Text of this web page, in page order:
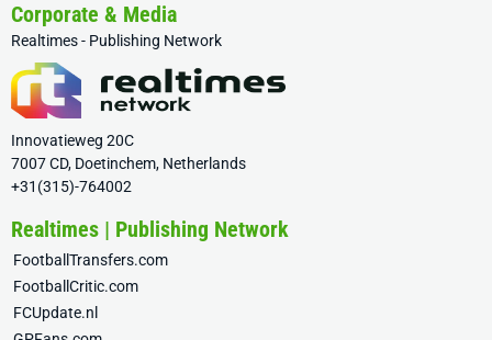
Corporate & Media
Realtimes - Publishing Network
Innovatieweg 20C
7007 CD, Doetinchem, Netherlands
+31(315)-764002
Realtimes | Publishing Network
FootballTransfers.com
FootballCritic.com
FCUpdate.nl